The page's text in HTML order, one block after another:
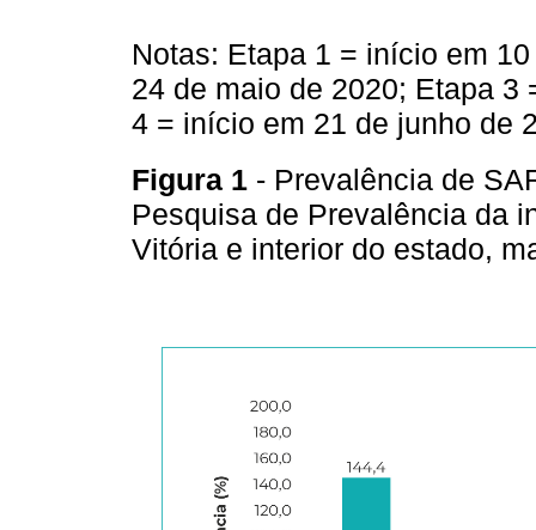
Notas: Etapa 1 = início em
24 de maio de 2020; Etapa
4 = início em 21 de junho de
Figura 1 - Prevalência de
Pesquisa de Prevalência da
Vitória e interior do estado,